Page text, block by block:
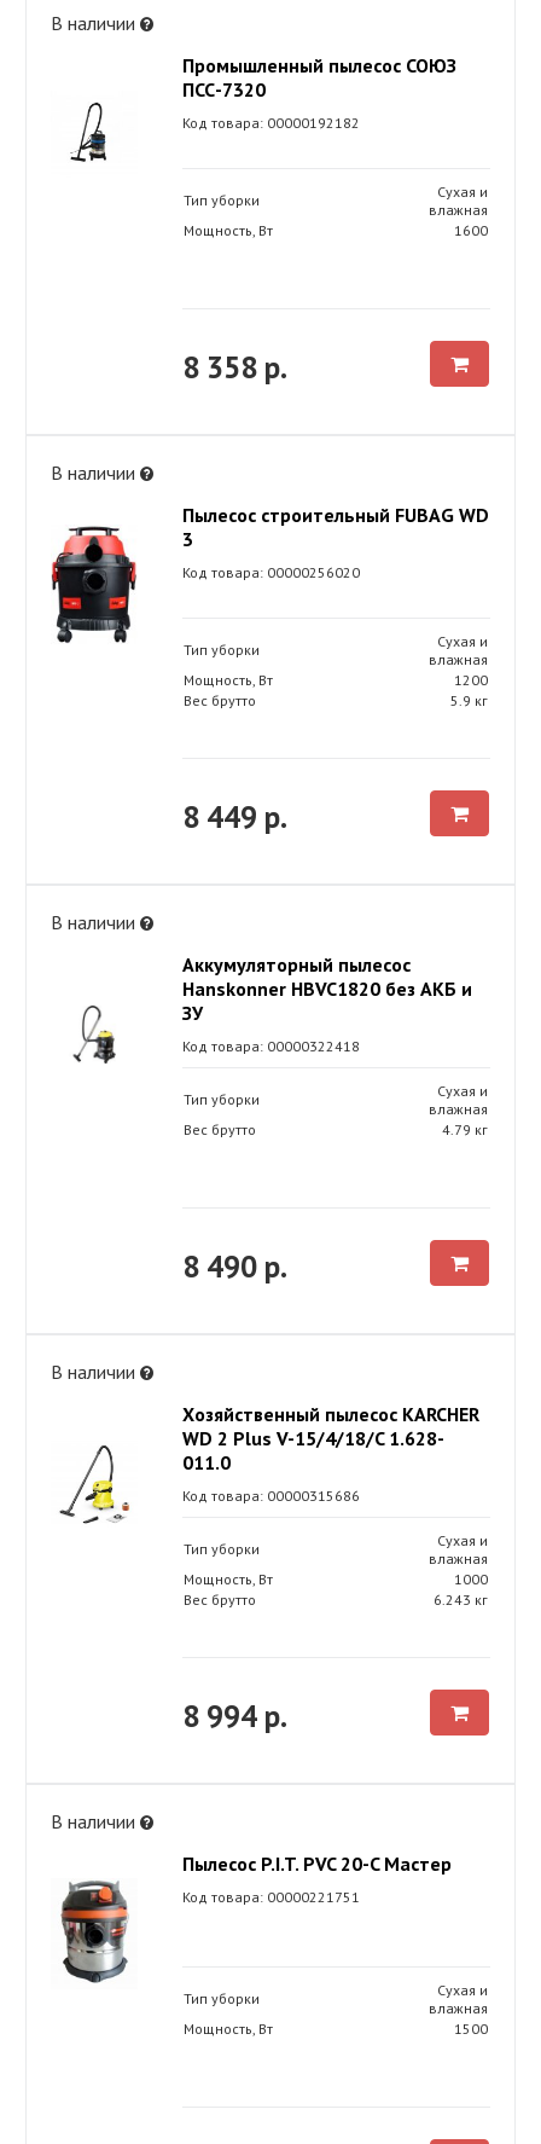
В наличии
Промышленный пылесос СОЮЗ
ПСС-7320
Код товара: 00000192182
Тип уборки
Сухая и
влажная
Мощность, Вт
1600
8 358 р.
В наличии
Пылесос строительный FUBAG WD
3
Код товара: 00000256020
Тип уборки
Сухая и
влажная
Мощность, Вт
1200
Вес брутто
5.9 кг
8 449 р.
В наличии
Аккумуляторный пылесос
Hanskonner HBVC1820 без АКБ и
ЗУ
Код товара: 00000322418
Тип уборки
Сухая и
влажная
Вес брутто
4.79 кг
8 490 р.
В наличии
Хозяйственный пылесос KARCHER
WD 2 Plus V-15/4/18/C 1.628-
011.0
Код товара: 00000315686
Тип уборки
Сухая и
влажная
Мощность, Вт
1000
Вес брутто
6.243 кг
8 994 р.
В наличии
Пылесос P.I.T. PVC 20-C Мастер
Код товара: 00000221751
Тип уборки
Сухая и
влажная
Мощность, Вт
1500